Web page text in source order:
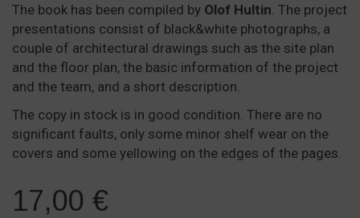
The book has been compiled by Olof Hultin . The project
presentations consist of black&white photographs, a
couple of architectural drawings such as the site plan
and the floor plan, the basic information of the project
and the team, and a short description.
The copy in stock is in good condition. There are no
significant faults, only some minor shelf wear on the
covers and some yellowing on the edges of the pages.
17,00 €